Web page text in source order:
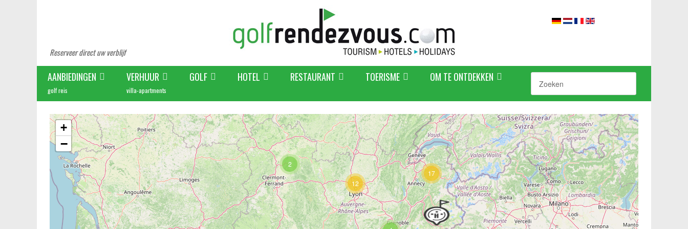
Reserveer direct uw verblijf
AANBIEDINGEN
golf reis
VERHUUR
villa-apartments
GOLF HOTEL RESTAURANT TOERISME OM TE ONTDEKKEN
17
2
12
+
−